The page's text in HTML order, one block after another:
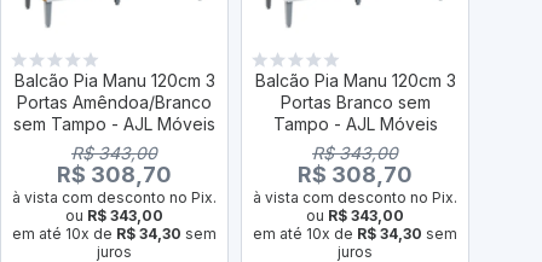
Balcão Pia Manu 120cm 3
Portas Amêndoa/Branco
sem Tampo - AJL Móveis
R$ 343,00
R$ 308,70
à vista com desconto no Pix.
ou R$ 343,00
em até 10x de R$ 34,30 sem
juros
Balcão Pia Manu 120cm 3
Portas Branco sem
Tampo - AJL Móveis
R$ 343,00
R$ 308,70
à vista com desconto no Pix.
ou R$ 343,00
em até 10x de R$ 34,30 sem
juros